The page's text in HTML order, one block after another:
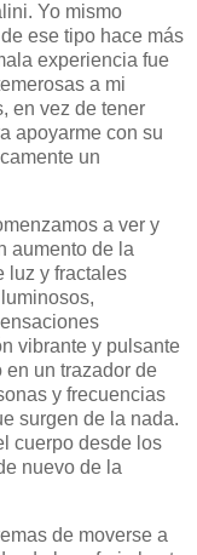
Yo mismo
ese tipo hace más
experiencia fue
a mi
en vez de tener
apoyarme con su
un
a ver y
aumento de la
luz y fractales
vibrante y pulsante
en un trazador de
y frecuencias
surgen de la nada.
cuerpo desde los
nuevo de la
de moverse a